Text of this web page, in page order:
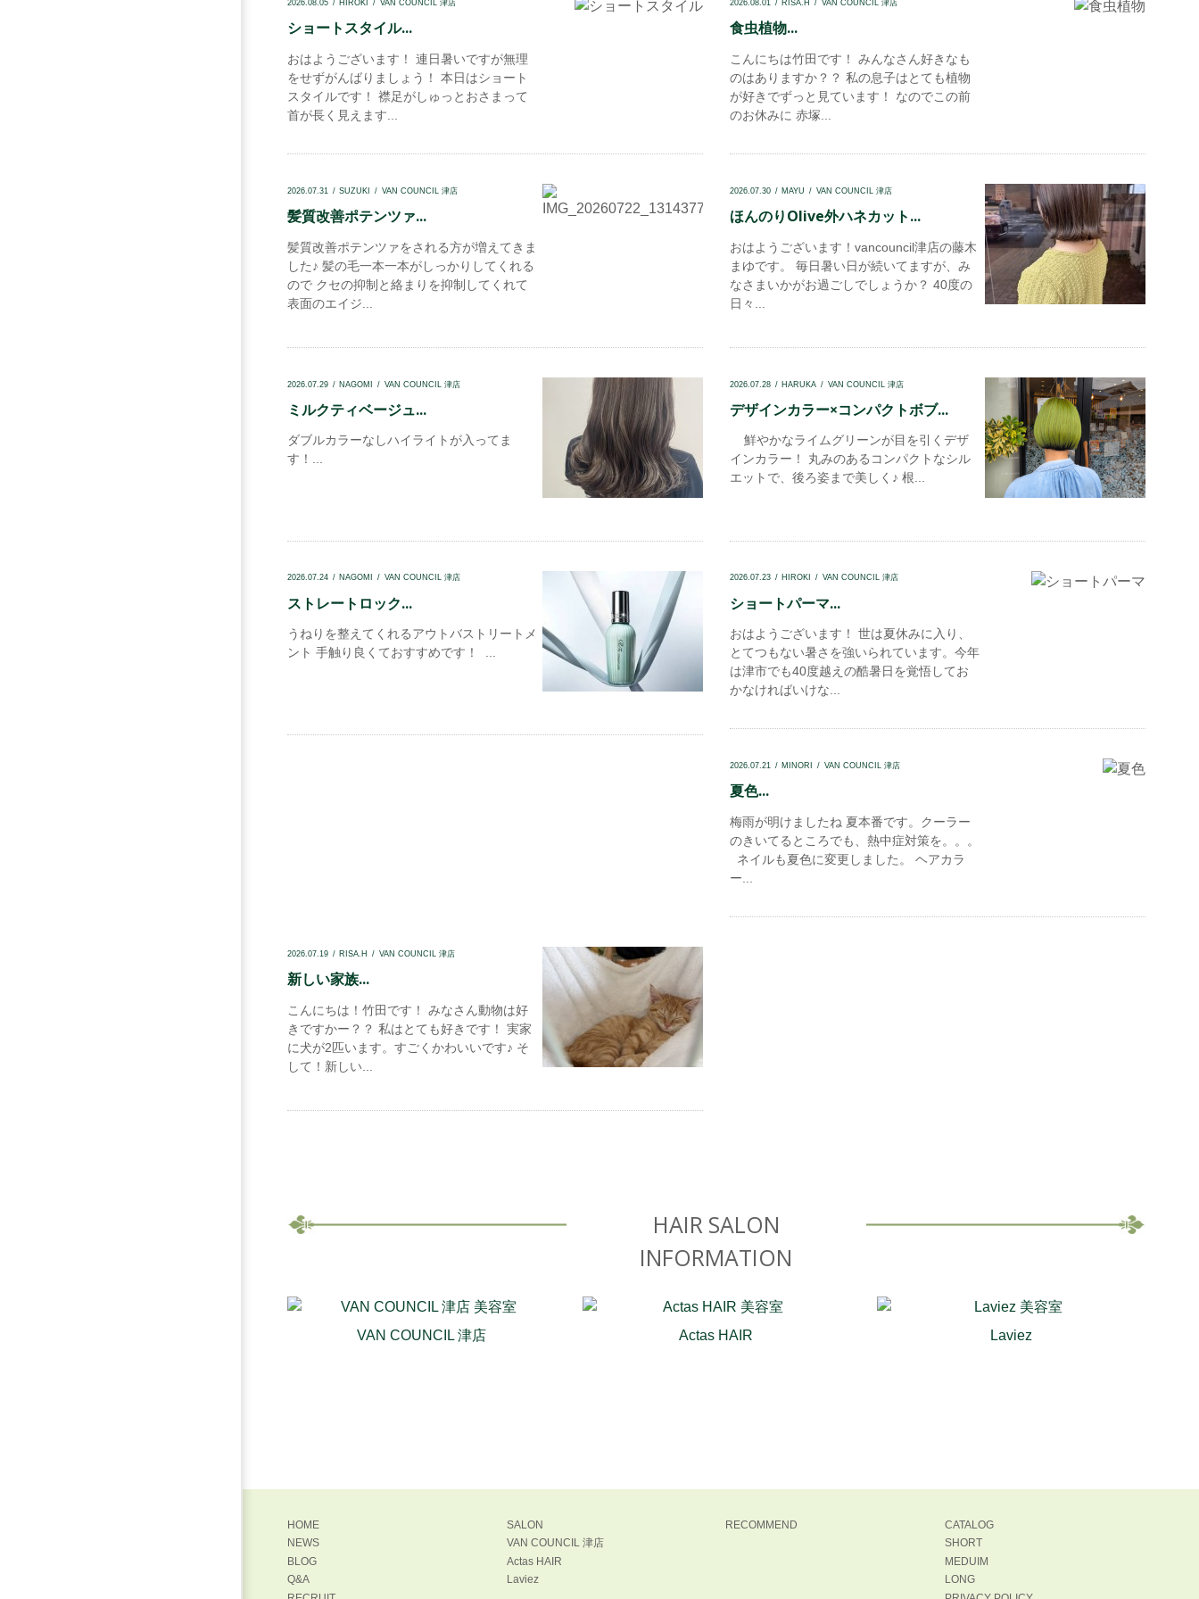
2026.08.05 HIROKI VAN COUNCIL 津店
ショートスタイル...
おはようございます！ 連日暑いですが無理
をせずがんばりましょう！ 本日はショート
スタイルです！ 襟足がしゅっとおさまって
首が長く見えます...
2026.08.01 RISA.H VAN COUNCIL 津店
食虫植物...
こんにちは竹田です！ みんなさん好きなも
のはありますか？？ 私の息子はとても植物
が好きでずっと見ています！ なのでこの前
のお休みに 赤塚...
2026.07.31 SUZUKI VAN COUNCIL 津店
髪質改善ポテンツァ...
髪質改善ポテンツァをされる方が増えてきま
した♪ 髪の毛一本一本がしっかりしてくれる
ので クセの抑制と絡まりを抑制してくれて
表面のエイジ...
2026.07.30 MAYU VAN COUNCIL 津店
ほんのりOlive外ハネカット...
おはようございます！vancouncil津店の藤木
まゆです。 毎日暑い日が続いてますが、み
なさまいかがお過ごしでしょうか？ 40度の
日々...
2026.07.29 NAGOMI VAN COUNCIL 津店
ミルクティベージュ...
ダブルカラーなしハイライトが入ってま
す！...
2026.07.28 HARUKA VAN COUNCIL 津店
デザインカラー×コンパクトボブ...
鮮やかなライムグリーンが目を引くデザ
インカラー！ 丸みのあるコンパクトなシル
エットで、後ろ姿まで美しく♪ 根...
2026.07.24 NAGOMI VAN COUNCIL 津店
ストレートロック...
うねりを整えてくれるアウトバストリートメ
ント 手触り良くておすすめです！ ...
2026.07.23 HIROKI VAN COUNCIL 津店
ショートパーマ...
おはようございます！ 世は夏休みに入り、
とてつもない暑さを強いられています。今年
は津市でも40度越えの酷暑日を覚悟してお
かなければいけな...
2026.07.21 MINORI VAN COUNCIL 津店
夏色...
梅雨が明けましたね 夏本番です。クーラー
のきいてるところでも、熱中症対策を。。。
ネイルも夏色に変更しました。 ヘアカラ
ー...
2026.07.19 RISA.H VAN COUNCIL 津店
新しい家族...
こんにちは！竹田です！ みなさん動物は好
きですかー？？ 私はとても好きです！ 実家
に犬が2匹います。すごくかわいいです♪ そ
して！新しい...
HAIR SALON
INFORMATION
VAN COUNCIL 津店 Actas HAIR Laviez
HOME
NEWS
BLOG
Q&A
SALON
VAN COUNCIL 津店
Actas HAIR
Laviez
RECOMMEND
CATALOG
SHORT
MEDUIM
LONG